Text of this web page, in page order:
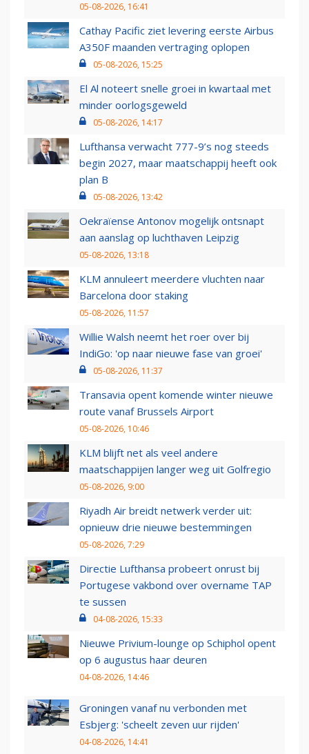
05-08-2026, 16:41
Cathay Pacific ziet levering eerste Airbus
A350F maanden vertraging oplopen
05-08-2026, 15:25
El Al noteert snelle groei in kwartaal met
minder oorlogsgeweld
05-08-2026, 14:17
Lufthansa verwacht 777-9’s nog steeds
begin 2027, maar maatschappij heeft ook
plan B
05-08-2026, 13:42
Oekraïense Antonov mogelijk ontsnapt
aan aanslag op luchthaven Leipzig
05-08-2026, 13:18
KLM annuleert meerdere vluchten naar
Barcelona door staking
05-08-2026, 11:57
Willie Walsh neemt het roer over bij
IndiGo: 'op naar nieuwe fase van groei'
05-08-2026, 11:37
Transavia opent komende winter nieuwe
route vanaf Brussels Airport
05-08-2026, 10:46
KLM blijft net als veel andere
maatschappijen langer weg uit Golfregio
05-08-2026, 9:00
Riyadh Air breidt netwerk verder uit:
opnieuw drie nieuwe bestemmingen
05-08-2026, 7:29
Directie Lufthansa probeert onrust bij
Portugese vakbond over overname TAP
te sussen
04-08-2026, 15:33
Nieuwe Privium-lounge op Schiphol opent
op 6 augustus haar deuren
04-08-2026, 14:46
Groningen vanaf nu verbonden met
Esbjerg: 'scheelt zeven uur rijden'
04-08-2026, 14:41